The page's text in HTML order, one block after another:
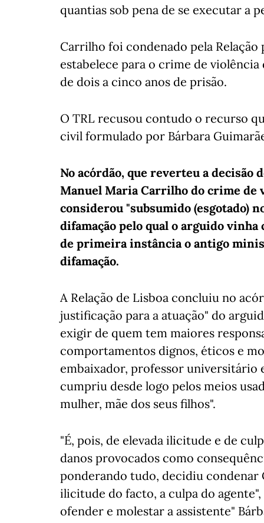
quantias sob pena de se executar a
Carrilho foi condenado pela Relação
estabelece para o crime de
de dois a cinco anos de prisão.
O TRL recusou contudo o recurso
civil formulado por Bárbara
No acórdão, que reverteu a
Manuel Maria Carrilho do crime de
considerou "subsumido (esgotado)
difamação pelo qual o arguido
de primeira instância o antigo
difamação.
A Relação de Lisboa concluiu no
justificação para a atuação" do
exigir de quem tem maiores
comportamentos dignos, éticos e
embaixador, professor universitário
cumpriu desde logo pelos meios
mulher, mãe dos seus filhos".
"É, pois, de elevada ilicitude e de
danos provocados como
ponderando tudo, decidiu condenar
ilicitude do facto, a culpa do
ofender e molestar a assistente"